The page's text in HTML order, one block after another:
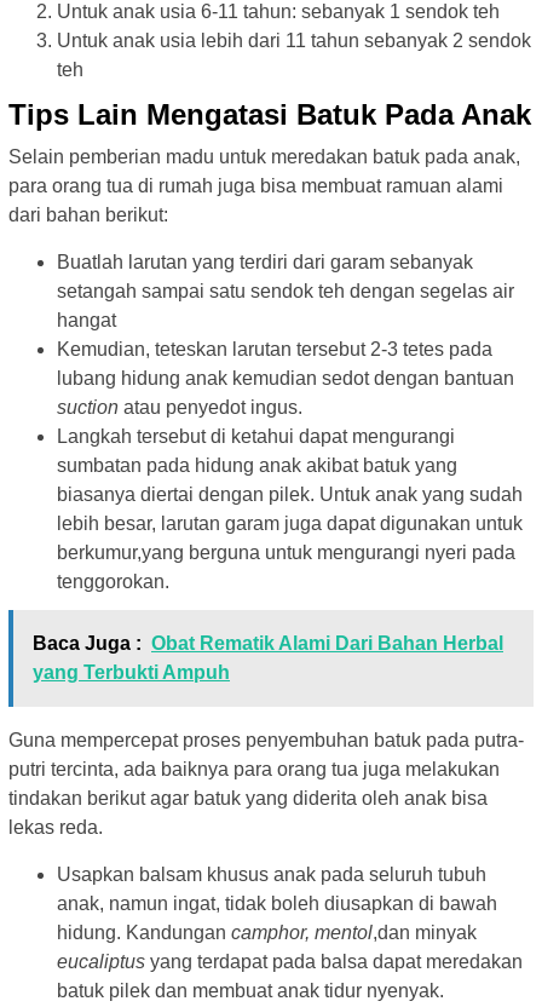
Untuk anak usia 6-11 tahun: sebanyak 1 sendok teh
Untuk anak usia lebih dari 11 tahun sebanyak 2 sendok
teh
Tips Lain Mengatasi Batuk Pada Anak
Selain pemberian madu untuk meredakan batuk pada anak,
para orang tua di rumah juga bisa membuat ramuan alami
dari bahan berikut:
Buatlah larutan yang terdiri dari garam sebanyak
setangah sampai satu sendok teh dengan segelas air
hangat
Kemudian, teteskan larutan tersebut 2-3 tetes pada
lubang hidung anak kemudian sedot dengan bantuan
suction atau penyedot ingus.
Langkah tersebut di ketahui dapat mengurangi
sumbatan pada hidung anak akibat batuk yang
biasanya diertai dengan pilek. Untuk anak yang sudah
lebih besar, larutan garam juga dapat digunakan untuk
berkumur,yang berguna untuk mengurangi nyeri pada
tenggorokan.
Baca Juga : Obat Rematik Alami Dari Bahan Herbal
yang Terbukti Ampuh
Guna mempercepat proses penyembuhan batuk pada putra-
putri tercinta, ada baiknya para orang tua juga melakukan
tindakan berikut agar batuk yang diderita oleh anak bisa
lekas reda.
Usapkan balsam khusus anak pada seluruh tubuh
anak, namun ingat, tidak boleh diusapkan di bawah
hidung. Kandungan camphor, mentol,dan minyak
eucaliptus yang terdapat pada balsa dapat meredakan
batuk pilek dan membuat anak tidur nyenyak.